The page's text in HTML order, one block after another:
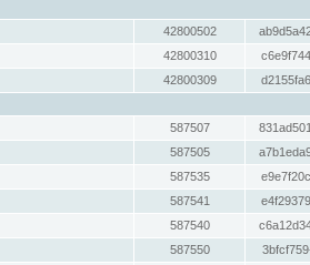
42800502
42800310
42800309
587507
587505
587535
587541
587540
587550